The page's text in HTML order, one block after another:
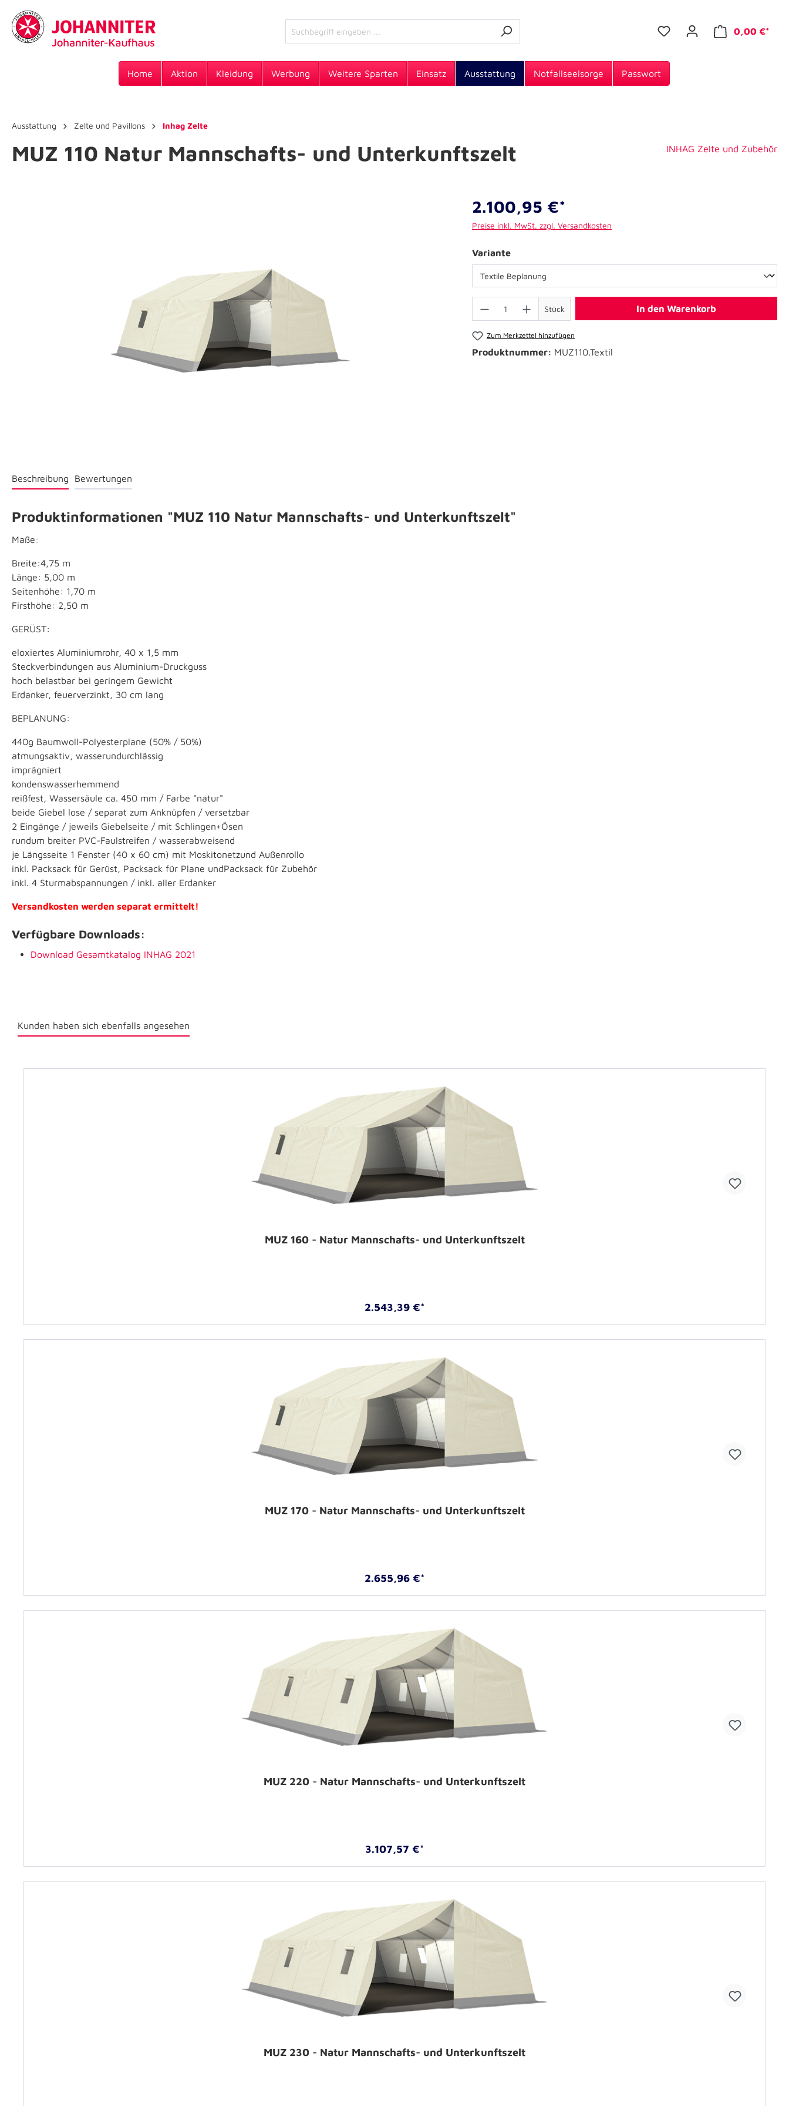
0,00 €*
Home Aktion Kleidung Werbung Weitere Sparten Einsatz Ausstattung Notfallseelsorge Passwort
Ausstattung Zelte und Pavillons Inhag Zelte
MUZ 110 Natur Mannschafts- und Unterkunftszelt INHAG Zelte und Zubehör
2.100,95 €*
Preise inkl. MwSt. zzgl. Versandkosten
Variante
Stück In den Warenkorb
Zum Merkzettel hinzufügen
Produktnummer: MUZ110.Textil
Beschreibung Bewertungen
Produktinformationen "MUZ 110 Natur Mannschafts- und Unterkunftszelt"
Maße:
Breite:4,75 m
Länge: 5,00 m
Seitenhöhe: 1,70 m
Firsthöhe: 2,50 m
GERÜST:
eloxiertes Aluminiumrohr, 40 x 1,5 mm
Steckverbindungen aus Aluminium-Druckguss
hoch belastbar bei geringem Gewicht
Erdanker, feuerverzinkt, 30 cm lang
BEPLANUNG:
440g Baumwoll-Polyesterplane (50% / 50%)
atmungsaktiv, wasserundurchlässig
imprägniert
kondenswasserhemmend
reißfest, Wassersäule ca. 450 mm / Farbe "natur"
beide Giebel lose / separat zum Anknüpfen / versetzbar
2 Eingänge / jeweils Giebelseite / mit Schlingen+Ösen
rundum breiter PVC-Faulstreifen / wasserabweisend
je Längsseite 1 Fenster (40 x 60 cm) mit Moskitonetzund Außenrollo
inkl. Packsack für Gerüst, Packsack für Plane undPacksack für Zubehör
inkl. 4 Sturmabspannungen / inkl. aller Erdanker
Versandkosten werden separat ermittelt!
Verfügbare Downloads:
Download Gesamtkatalog INHAG 2021
Kunden haben sich ebenfalls angesehen
MUZ 160 - Natur Mannschafts- und Unterkunftszelt
2.543,39 €*
MUZ 170 - Natur Mannschafts- und Unterkunftszelt
2.655,96 €*
MUZ 220 - Natur Mannschafts- und Unterkunftszelt
3.107,57 €*
MUZ 230 - Natur Mannschafts- und Unterkunftszelt